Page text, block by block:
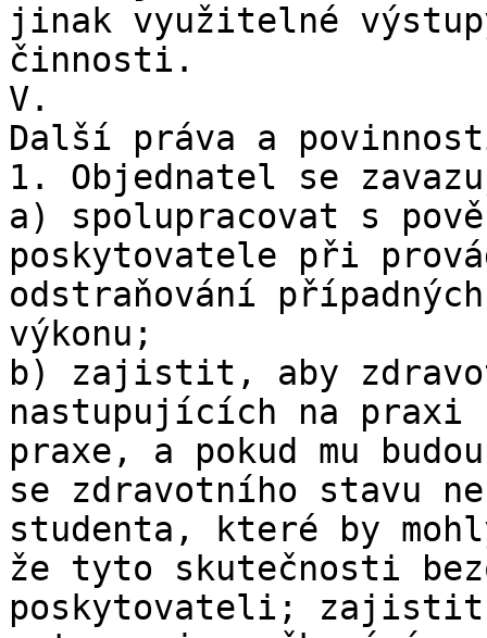
jinak využitelné
činnosti.
V.
Další práva a
1. Objednatel se
a) spolupracovat s
poskytovatele při
odstraňování
výkonu;
b) zajistit, aby
nastupujících na praxi
praxe, a pokud mu
se zdravotního stavu
studenta, které by
že tyto skutečnosti
poskytovateli;